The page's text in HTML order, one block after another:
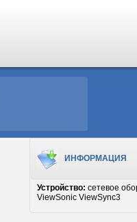
ИНФОРМАЦИЯ
Устройство: сетевое
ViewSonic ViewSync3